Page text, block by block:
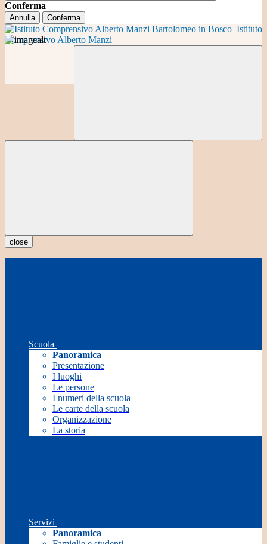
Conferma
Annulla Conferma
Istituto
Comprensivo Alberto Manzi
close
Scuola
Panoramica
Presentazione
I luoghi
Le persone
I numeri della scuola
Le carte della scuola
Organizzazione
La storia
Servizi
Panoramica